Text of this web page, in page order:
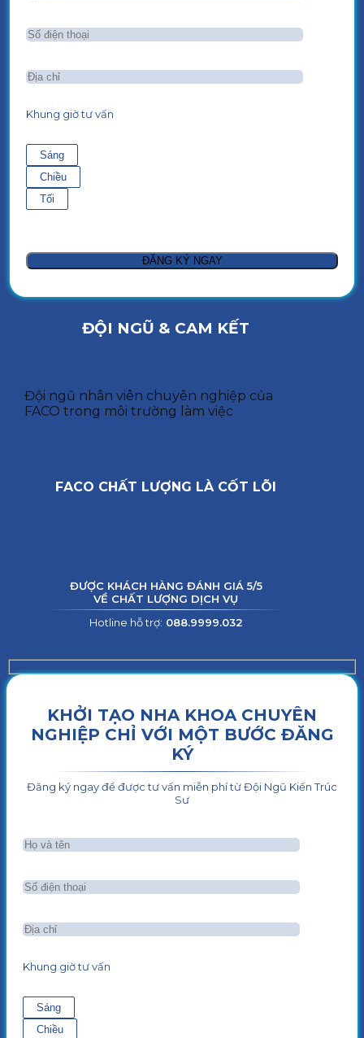
Khung giờ tư vấn
Sáng
Chiều
Tối
ĐỘI NGŨ & CAM KẾT
Đội ngũ nhân viên chuyên nghiệp của
FACO trong môi trường làm việc
FACO CHẤT LƯỢNG LÀ CỐT LÕI
ĐƯỢC KHÁCH HÀNG ĐÁNH GIÁ 5/5
VỀ CHẤT LƯỢNG DỊCH VỤ
Hotline hỗ trợ: 088.9999.032
KHỞI TẠO NHA KHOA CHUYÊN
NGHIỆP CHỈ VỚI MỘT BƯỚC ĐĂNG
KÝ
Đăng ký ngay để được tư vấn miễn phí từ Đội Ngũ Kiến Trúc
Sư
Khung giờ tư vấn
Sáng
Chiều